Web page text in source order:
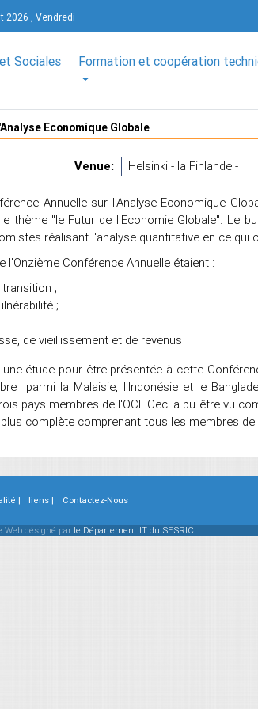
2026 , Vendredi
Sociales Formation et coopération
Economique Globale
Venue: Helsinki - la Finlande -
Annuelle sur l'Analyse Economique
thème "le Futur de l'Economie Globale". Le
réalisant l'analyse quantitative en ce
l'Onzième Conférence Annuelle étaient :
;
;
de vieillissement et de revenus
une étude pour être présentée à cette
parmi la Malaisie, l'Indonésie et le
pays membres de l'OCI. Ceci a pu être vu
complète comprenant tous les membres de
| liens | Contactez-Nous
Web désigné par le Département IT du SESRIC